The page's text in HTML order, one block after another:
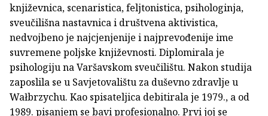
književnica, scenaristica, feljtonistica, psihologinja,
sveučilišna nastavnica i društvena aktivistica,
nedvojbeno je najcjenjenije i najprevođenije ime
suvremene poljske književnosti. Diplomirala je
psihologiju na Varšavskom sveučilištu. Nakon studija
zaposlila se u Savjetovalištu za duševno zdravlje u
Wałbrzychu. Kao spisateljica debitirala je 1979., a od
1989. pisanjem se bavi profesionalno. Prvi joj se